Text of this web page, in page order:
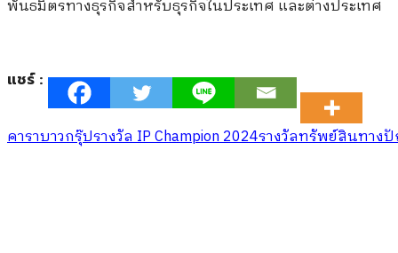
พันธมิตรทางธุรกิจสำหรับธุรกิจในประเทศ และต่างประเทศ
แชร์ :
คาราบาวกรุ๊ปรางวัล IP Champion 2024รางวัลทรัพย์สินทาง